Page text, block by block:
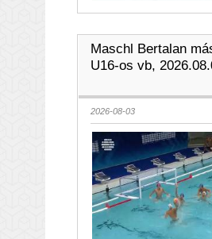
Maschl Bertalan
U16-os vb,
2026-08-03